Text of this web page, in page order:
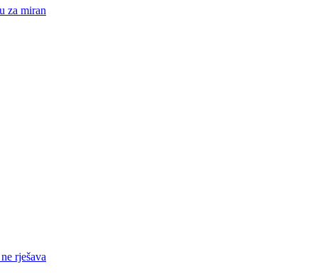
za miran
rješava